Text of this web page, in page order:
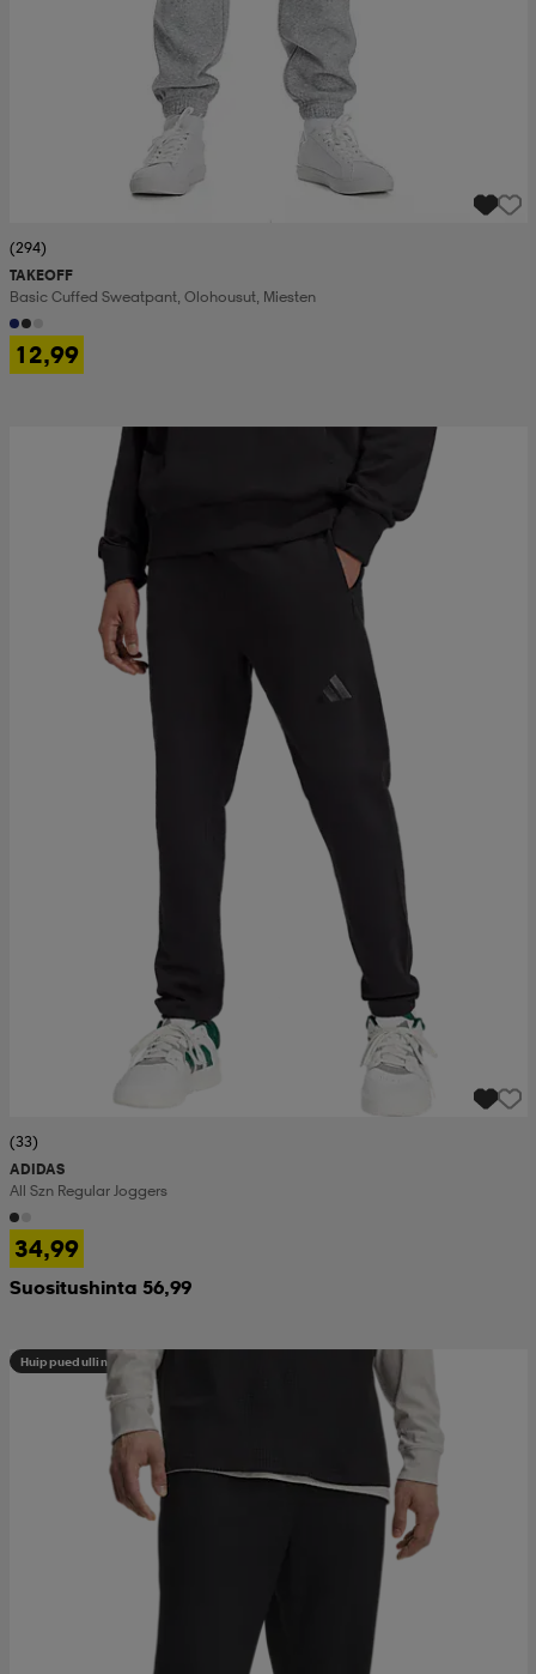
(294)
TAKEOFF
Basic Cuffed Sweatpant, Olohousut, Miesten
12,99
(33)
ADIDAS
All Szn Regular Joggers
34,99
Suositushinta 56,99
Huippuedullinen